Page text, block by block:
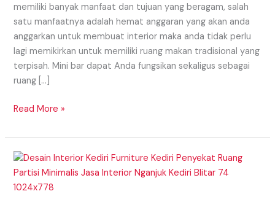
memiliki banyak manfaat dan tujuan yang beragam, salah
satu manfaatnya adalah hemat anggaran yang akan anda
anggarkan untuk membuat interior maka anda tidak perlu
lagi memikirkan untuk memiliki ruang makan tradisional yang
terpisah. Mini bar dapat Anda fungsikan sekaligus sebagai
ruang […]
Read More »
INSPIRASI
DAPUR
KEKINIAN